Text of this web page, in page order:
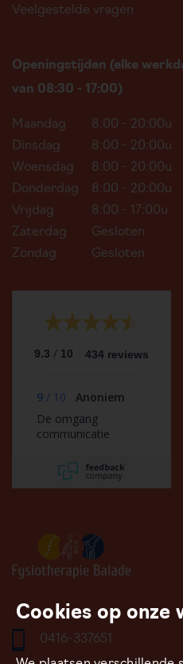
Veelgestelde vragen
Openingstijden (elke
van 08:30 - 17:00)
Maandag
8:00 - 20:00u
Dinsdag
8:00 - 20:00u
Woensdag
8:00 - 20:00u
Donderdag
8:00 - 20:00u
Vrijdag
8:00 - 17:00u
Zaterdag
Gesloten
Zondag
Gesloten
9.3 / 10 434 reviews
9 / 10
Anoniem
De omgang
communicatie
0416-337651
Cookies op onze